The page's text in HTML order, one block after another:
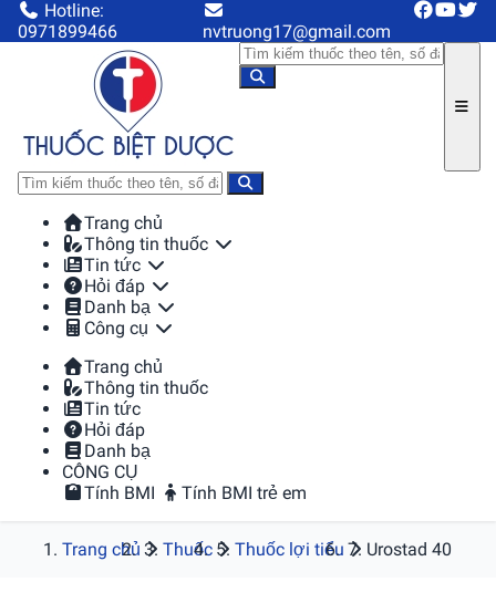
Hotline:
0971899466
nvtruong17@gmail.com
Trang chủ
Thông tin thuốc
Tin tức
Hỏi đáp
Danh bạ
Công cụ
Trang chủ
Thông tin thuốc
Tin tức
Hỏi đáp
Danh bạ
CÔNG CỤ
Tính BMI
Tính BMI trẻ em
Trang chủ Thuốc Thuốc lợi tiểu Urostad 40